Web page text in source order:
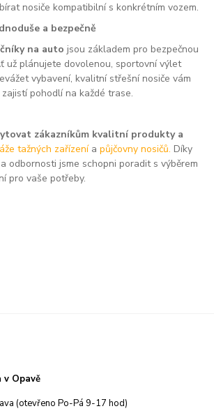
nosiče kompatibilní s konkrétním vozem.
a bezpečně
na auto jsou základem pro bezpečnou
už plánujete dovolenou, sportovní výlet
vybavení, kvalitní střešní nosiče vám
pohodlí na každé trase.
zákazníkům kvalitní produkty a
tažných zařízení apůjčovny nosičů. Díky
odbornosti jsme schopni poradit s výběrem
pro vaše potřeby.
v Opavě
(otevřeno Po-Pá 9-17 hod)